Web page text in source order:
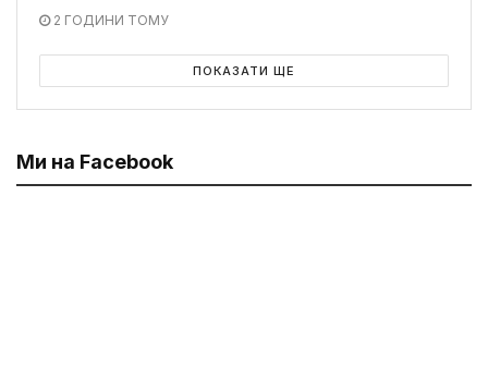
2 ГОДИНИ ТОМУ
ПОКАЗАТИ ЩЕ
Ми на Facebook